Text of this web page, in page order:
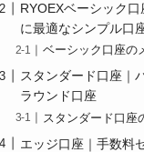
RYOEXベーシック
に最適なシンプル口
ベーシック口座の
スタンダード口座｜
ラウンド口座
スタンダード口座
エッジ口座｜手数料